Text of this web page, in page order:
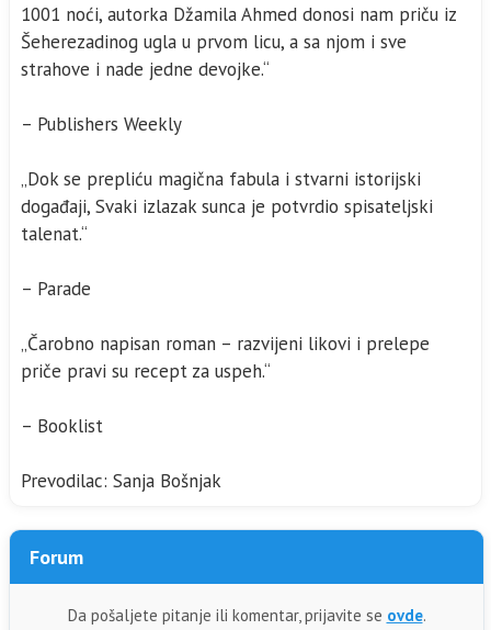
1001 noći, autorka Džamila Ahmed donosi nam priču iz
Šeherezadinog ugla u prvom licu, a sa njom i sve
strahove i nade jedne devojke.“
– Publishers Weekly
„Dok se prepliću magična fabula i stvarni istorijski
događaji, Svaki izlazak sunca je potvrdio spisateljski
talenat.“
– Parade
„Čarobno napisan roman – razvijeni likovi i prelepe
priče pravi su recept za uspeh.“
– Booklist
Prevodilac: Sanja Bošnjak
Forum
Da pošaljete pitanje ili komentar, prijavite se ovde.